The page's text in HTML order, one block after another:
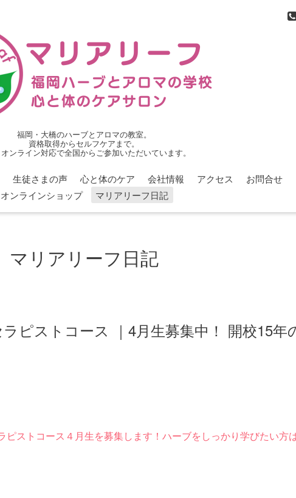
福岡・大橋のハーブとアロマの教室。
資格取得からセルフケアまで。
ンライン対応で全国からご参加いただいています。
生徒さまの声 心と体のケア 会社情報 アクセス お問合せ
オンラインショップ
マリアリーフ日記
マリアリーフ日記
ラピストコース ｜4月生募集中！ 開校15年
ピストコース４月生を募集します！ハーブをしっかり学びたい方